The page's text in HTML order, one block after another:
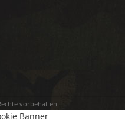
vorbehalten.
Banner